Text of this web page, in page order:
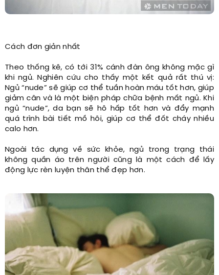
Cách đơn giản nhất
Theo thống kê, có tới 31% cánh đàn ông không mặc gì
khi ngủ. Nghiên cứu cho thấy một kết quả rất thú vị:
Ngủ “nude” sẽ giúp cơ thể tuần hoàn máu tốt hơn, giúp
giảm cân và là một biện pháp chữa bệnh mất ngủ. Khi
ngủ “nude”, da bạn sẽ hô hấp tốt hơn và đẩy mạnh
quá trình bài tiết mồ hôi, giúp cơ thể đốt cháy nhiều
calo hơn.
Ngoài tác dụng về sức khỏe, ngủ trong trạng thái
không quần áo trên người cũng là một cách để lấy
động lực rèn luyện thân thể đẹp hơn.